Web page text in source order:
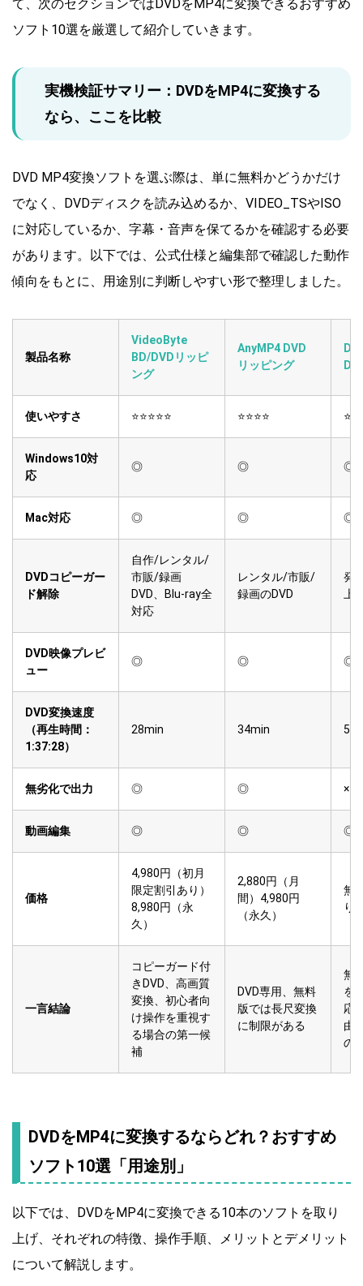
て、次のセクションではDVDをMP4に変換できるおすすめ
ソフト10選を厳選して紹介していきます。
実機検証サマリー：DVDをMP4に変換する
なら、ここを比較
DVD MP4変換ソフトを選ぶ際は、単に無料かどうかだけ
でなく、DVDディスクを読み込めるか、VIDEO_TSやISO
に対応しているか、字幕・音声を保てるかを確認する必要
があります。以下では、公式仕様と編集部で確認した動作
傾向をもとに、用途別に判断しやすい形で整理しました。
製品名称
VideoByte
BD/DVDリッピ
ング
AnyMP4 DVD
リッピング
使いやすさ ⭐⭐⭐⭐⭐ ⭐⭐⭐⭐
Windows10対
応
◎ ◎ ◎
Mac対応 ◎ ◎ ◎
DVDコピーガー
ド解除
自作/レンタル/
市販/録画
DVD、Blu-ray全
対応
レンタル/市販/
録画のDVD
発
上
DVD映像プレビ
ュー
◎ ◎ ◎
DVD変換速度
（再生時間：
1:37:28）
28min 34min
無劣化で出力 ◎ ◎ ×
動画編集 ◎ ◎ ◎
価格
4,980円（初月
限定割引あり）
8,980円（永
久）
2,880円（月
間）4,980円
（永久）
無
り
一言結論
コピーガード付
きDVD、高画質
変換、初心者向
け操作を重視す
る場合の第一候
補
DVD専用、無料
版では長尺変換
に制限がある
無
を
応
由
の
DVDをMP4に変換するならどれ？おすすめ
ソフト10選「用途別」
以下では、DVDをMP4に変換できる10本のソフトを取り
上げ、それぞれの特徴、操作手順、メリットとデメリット
について解説します。